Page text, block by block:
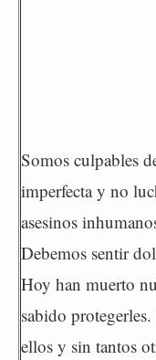
Somos culpables
imperfecta y no
asesinos
Debemos sentir
Hoy han muerto
sabido
ellos y sin tantos